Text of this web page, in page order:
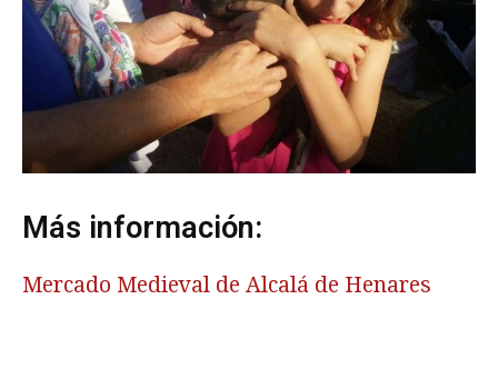
Más información:
Mercado Medieval de Alcalá de Henares